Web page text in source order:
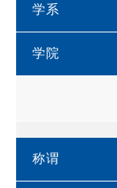
学系
学院
称谓